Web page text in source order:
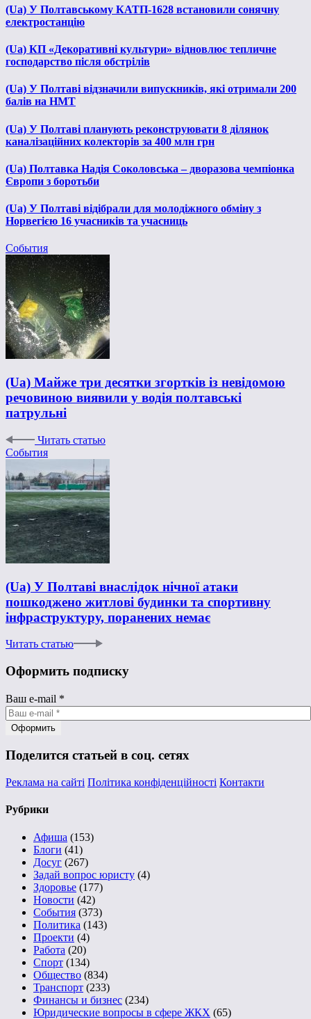
(Ua) У Полтавському КАТП-1628 встановили сонячну
електростанцію
(Ua) КП «Декоративні культури» відновлює тепличне
господарство після обстрілів
(Ua) У Полтаві відзначили випускників, які отримали 200
балів на НМТ
(Ua) У Полтаві планують реконструювати 8 ділянок
каналізаційних колекторів за 400 млн грн
(Ua) Полтавка Надія Соколовська – дворазова чемпіонка
Європи з боротьби
(Ua) У Полтаві відібрали для молодіжного обміну з
Норвегією 16 учасників та учасниць
События
(Ua) Майже три десятки згортків із невідомою
речовиною виявили у водія полтавські
патрульні
Читать статью
События
(Ua) У Полтаві внаслідок нічної атаки
пошкоджено житлові будинки та спортивну
інфраструктуру, поранених немає
Читать статью
Оформить подписку
Ваш e-mail *
Поделится статьей в соц. сетях
Реклама на сайті Політика конфіденційності Контакти
Рубрики
Афиша (153)
Блоги (41)
Досуг (267)
Задай вопрос юристу (4)
Здоровье (177)
Новости (42)
События (373)
Политика (143)
Проекти (4)
Работа (20)
Спорт (134)
Общество (834)
Транспорт (233)
Финансы и бизнес (234)
Юридические вопросы в сфере ЖКХ (65)